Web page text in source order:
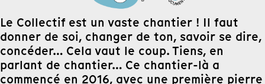
Le Collectif est un vaste chantier ! Il faut
donner de soi, changer de ton, savoir se dire,
concéder… Cela vaut le coup. Tiens, en
parlant de chantier… Ce chantier-là a
commencé en 2016, avec une première pierre